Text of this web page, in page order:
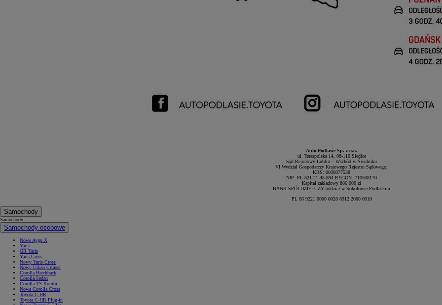
Auto Podlasie Sp. z o.o.
ul. Terespolska 14, 08-110 Siedlce
Sąd Rejonowy Lublin – Wschód w Świdniku
VI Wydział Gospodarczy Krajowego Rejestru Sądowego,
KRS: 0000077538
NIP: PL 821-21-45-894 REGON: 710508170
Kapitał zakładowy 806 000 zł
BANK SPÓŁDZIELCZY oddział w Sokołowie Podlaskim
PL 66 9221 0000 0028 6912 2000 0010
Samochody
Samochody
Samochody osobowe
Nowe Aygo X
Yaris
GR Yaris
Yaris Cross
Nowy Yaris Cross
Nowy Urban Cruiser
Corolla Hatchback
Corolla Sedan
Corolla TS Kombi
Nowa Corolla Cross
Toyota C-HR
Toyota C-HR Plug-in